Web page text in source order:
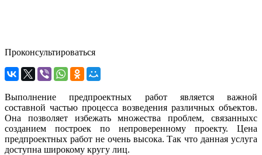
Проконсультироваться
Выполнение предпроектных работ является важной
составной частью процесса возведения различных объектов.
Она позволяет избежать множества проблем, связанныхс
созданием построек по непроверенному проекту. Цена
предпроектных работ не очень высока. Так что данная услуга
доступна широкому кругу лиц.